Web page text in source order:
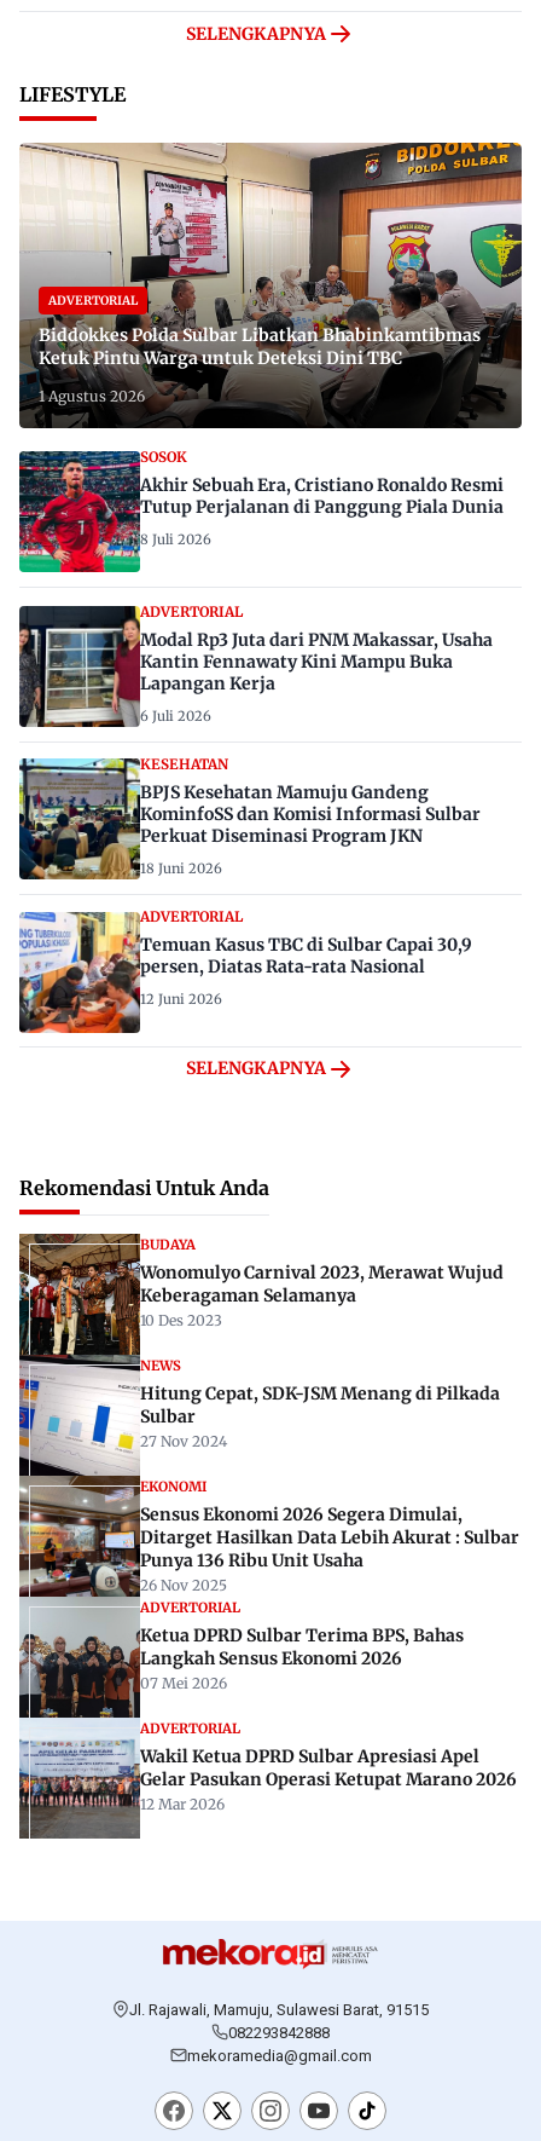
SELENGKAPNYA
LIFESTYLE
ADVERTORIAL
Biddokkes Polda Sulbar Libatkan Bhabinkamtibmas
Ketuk Pintu Warga untuk Deteksi Dini TBC
1 Agustus 2026
SOSOK
Akhir Sebuah Era, Cristiano Ronaldo Resmi
Tutup Perjalanan di Panggung Piala Dunia
8 Juli 2026
ADVERTORIAL
Modal Rp3 Juta dari PNM Makassar, Usaha
Kantin Fennawaty Kini Mampu Buka
Lapangan Kerja
6 Juli 2026
KESEHATAN
BPJS Kesehatan Mamuju Gandeng
KominfoSS dan Komisi Informasi Sulbar
Perkuat Diseminasi Program JKN
18 Juni 2026
ADVERTORIAL
Temuan Kasus TBC di Sulbar Capai 30,9
persen, Diatas Rata-rata Nasional
12 Juni 2026
SELENGKAPNYA
Rekomendasi Untuk Anda
BUDAYA
Wonomulyo Carnival 2023, Merawat Wujud
Keberagaman Selamanya
10 Des 2023
NEWS
Hitung Cepat, SDK-JSM Menang di Pilkada
Sulbar
27 Nov 2024
EKONOMI
Sensus Ekonomi 2026 Segera Dimulai,
Ditarget Hasilkan Data Lebih Akurat : Sulbar
Punya 136 Ribu Unit Usaha
26 Nov 2025
ADVERTORIAL
Ketua DPRD Sulbar Terima BPS, Bahas
Langkah Sensus Ekonomi 2026
07 Mei 2026
ADVERTORIAL
Wakil Ketua DPRD Sulbar Apresiasi Apel
Gelar Pasukan Operasi Ketupat Marano 2026
12 Mar 2026
Jl. Rajawali, Mamuju, Sulawesi Barat, 91515
082293842888
mekoramedia@gmail.com